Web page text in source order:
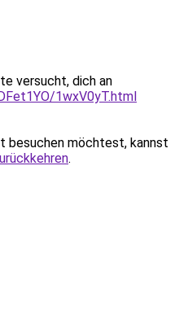
versucht, dich an
1wxV0yT.html
besuchen möchtest, kannst
.